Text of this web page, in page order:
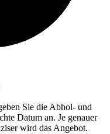
Sie die Abhol- und
Datum an. Je genauer
wird das Angebot.